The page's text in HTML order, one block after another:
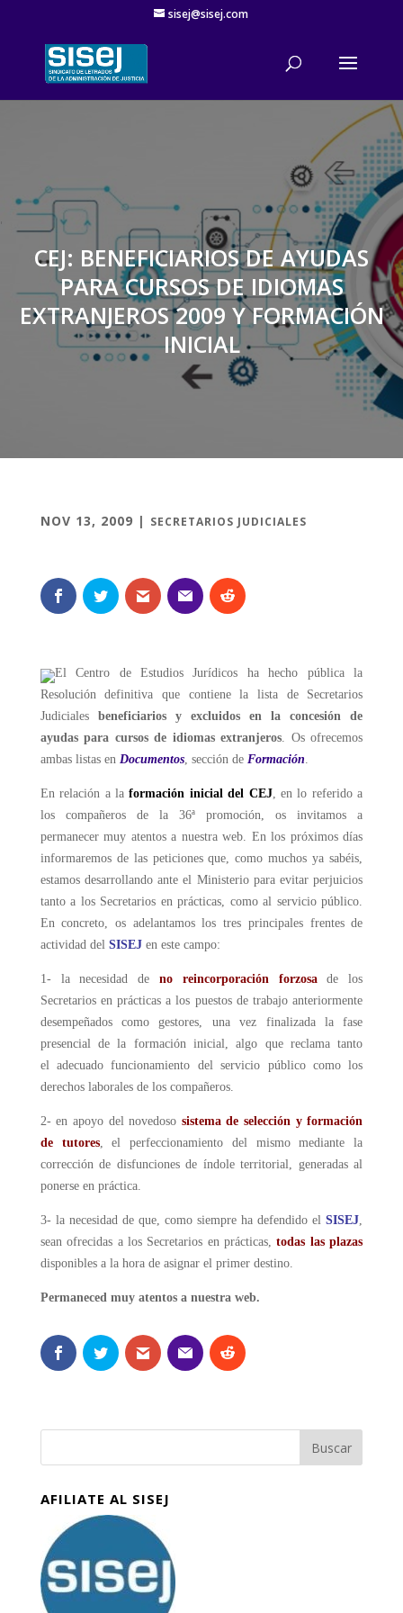
sisej@sisej.com
'
CEJ: BENEFICIARIOS DE AYUDAS
PARA CURSOS DE IDIOMAS
EXTRANJEROS 2009 Y FORMACIÓN
INICIAL
NOV 13, 2009 | SECRETARIOS JUDICIALES
El Centro de Estudios Jurídicos ha hecho pública la
Resolución definitiva que contiene la lista de Secretarios
Judiciales beneficiarios y excluidos en la concesión de
ayudas para cursos de idiomas extranjeros. Os ofrecemos
ambas listas en Documentos, sección de Formación.
En relación a la formación inicial del CEJ, en lo referido a
los compañeros de la 36ª promoción, os invitamos a
permanecer muy atentos a nuestra web. En los próximos días
informaremos de las peticiones que, como muchos ya sabéis,
estamos desarrollando ante el Ministerio para evitar perjuicios
tanto a los Secretarios en prácticas, como al servicio público.
En concreto, os adelantamos los tres principales frentes de
actividad del SISEJ en este campo:
1- la necesidad de no reincorporación forzosade los
Secretarios en prácticas a los puestos de trabajo anteriormente
desempeñados como gestores, una vez finalizada la fase
presencial de la formación inicial, algo que reclama tanto
el adecuado funcionamiento del servicio público como los
derechos laborales de los compañeros.
2- en apoyo del novedoso sistema de selección y formación
de tutores, el perfeccionamiento del mismo mediante la
corrección de disfunciones de índole territorial, generadas al
ponerse en práctica.
3- la necesidad de que, como siempre ha defendido elSISEJ,
sean ofrecidas a los Secretarios en prácticas, todas las plazas
disponibles a la hora de asignar el primer destino.
Permaneced muy atentos a nuestra web.
AFILIATE AL SISEJ